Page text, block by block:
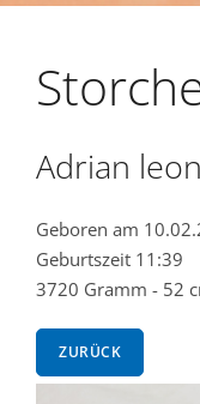
Adrian leon
Geboren am
Geburtszeit 11:39
3720 Gramm - 52
ZURÜCK